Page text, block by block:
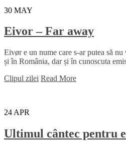
30 MAY
Eivor – Far away
Eivør e un nume care s-ar putea să
și în România, dar și în cunoscuta
Clipul zilei Read More
24 APR
Ultimul cântec pentru